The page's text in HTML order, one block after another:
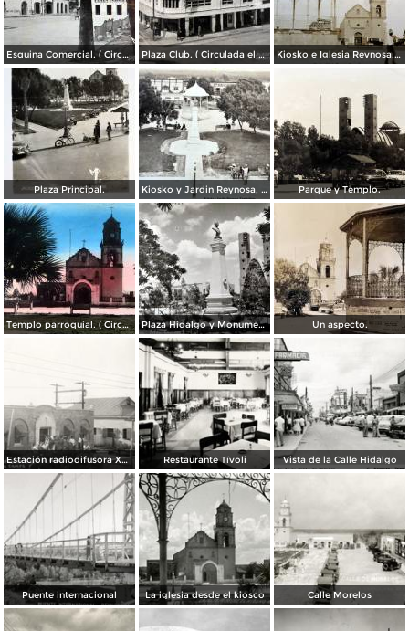
Esquina Comercial. ( Circulada el 21 de Septiembre de 1952 ). Plaza Club. ( Circulada el 21 de Mayo de 1957 ). Kiosko e Iglesia Reynosa, Tamaulipas.
Plaza Principal. Kiosko y Jardin Reynosa, Tamaulipas ( Circulada el 2 de Febrero de 1949 ). Parque y Templo.
Templo parroquial. ( Circulada el 12 de Agosto de 1944 ). Plaza Hidalgo y Monumento a Benito Juarez. Un aspecto.
Estación radiodifusora XED de 10,000 watts Restaurante Tívoli Vista de la Calle Hidalgo
Puente internacional La iglesia desde el kiosco Calle Morelos